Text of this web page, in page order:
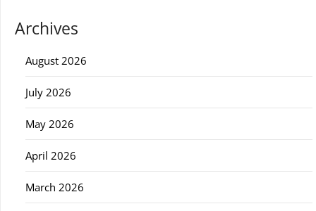
Archives
August 2026
July 2026
May 2026
April 2026
March 2026